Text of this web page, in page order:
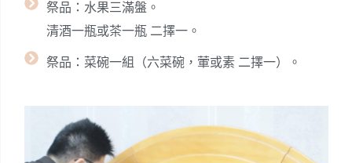
祭品：水果三滿盤。
清酒一瓶或茶一瓶 二擇一。
祭品：菜碗一組（六菜碗，葷或素 二擇一）。